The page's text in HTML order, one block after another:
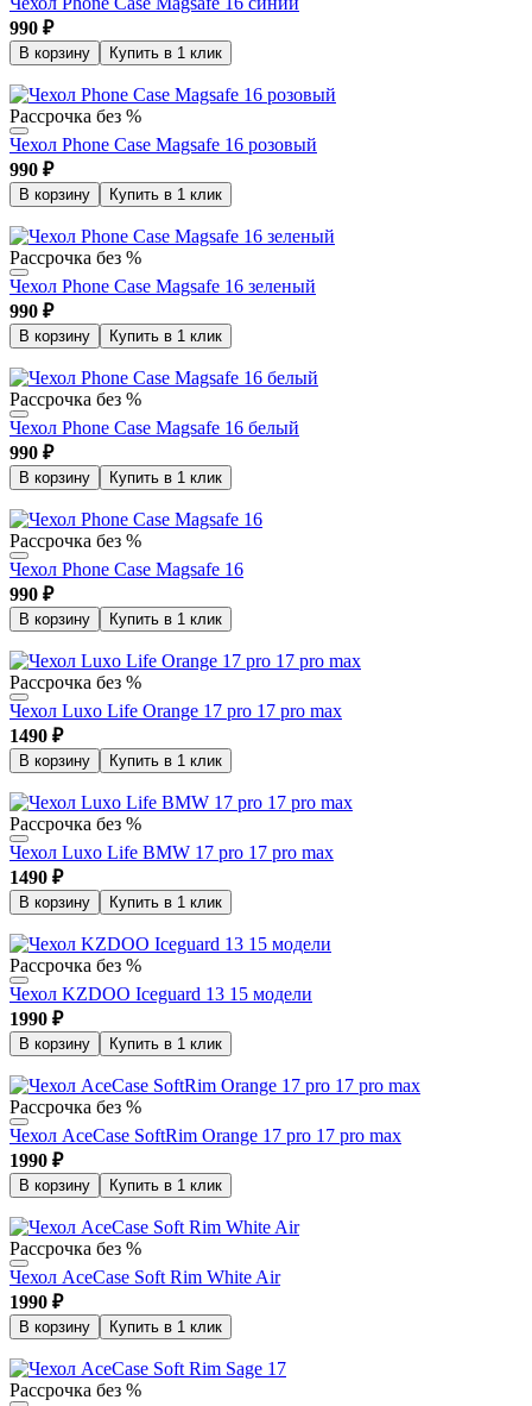
990 ₽
В корзину Купить в 1 клик
Рассрочка без %
Чехол Phone Case Magsafe 16 розовый
990 ₽
В корзину Купить в 1 клик
Рассрочка без %
Чехол Phone Case Magsafe 16 зеленый
990 ₽
В корзину Купить в 1 клик
Рассрочка без %
Чехол Phone Case Magsafe 16 белый
990 ₽
В корзину Купить в 1 клик
Рассрочка без %
Чехол Phone Case Magsafe 16
990 ₽
В корзину Купить в 1 клик
Рассрочка без %
Чехол Luxo Life Orange 17 pro 17 pro max
1490 ₽
В корзину Купить в 1 клик
Рассрочка без %
Чехол Luxo Life BMW 17 pro 17 pro max
1490 ₽
В корзину Купить в 1 клик
Рассрочка без %
Чехол KZDOO Iceguard 13 15 модели
1990 ₽
В корзину Купить в 1 клик
Рассрочка без %
Чехол AceCase SoftRim Orange 17 pro 17 pro max
1990 ₽
В корзину Купить в 1 клик
Рассрочка без %
Чехол AceCase Soft Rim White Air
1990 ₽
В корзину Купить в 1 клик
Рассрочка без %